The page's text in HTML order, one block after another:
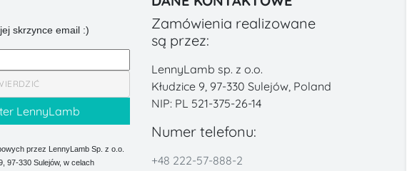
skrzynce email :)
przez LennyLamb Sp. z o.o.
97-330 Sulejów, w celach
Zamówienia realizowane
są przez:
LennyLamb sp. z o.o.
Kłudzice 9, 97-330 Sulejów, Poland
NIP: PL 521-375-26-14
Numer telefonu:
+48 222-57-888-2